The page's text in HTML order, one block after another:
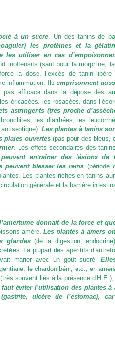
à un sucre. Un des tanins de
les protéines et la
les utiliser en cas
inoffensifs (sauf pour la morphine,
la dose, l’excès de tanin libère
inflammation. Ils emprisonnent
pas efficace dans la dépose des
éricacées, les rosacées, dans
astringents (très proche
les diarrhées, les
Les plantes à tanins
plaies ouvertes(pas pour des bleus,
. Les effets secondaires des
entraîner des lésions de
peuvent blesser les reins (période
Les plantes riches en tanins
générale et la barrière
donnait de la force et
amère.Les plantes à amers
glandes(de la digestion,
La plupart des apéritifs
marier avec un goût sucré.
le chardon béni, etc., en
(très souvent liés à la présence d’H.E.)
faut éviter l’utilisation des plantes à
ulcère de l’estomac),